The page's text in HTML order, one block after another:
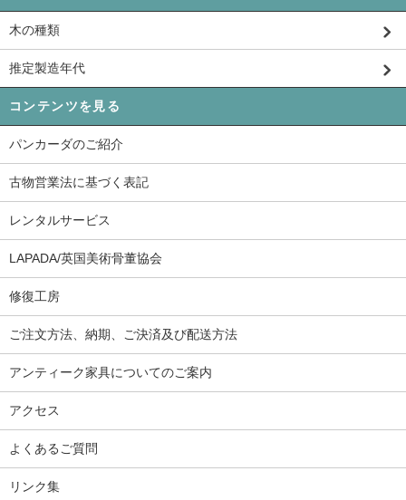
木の種類
推定製造年代
コンテンツを見る
パンカーダのご紹介
古物営業法に基づく表記
レンタルサービス
LAPADA/英国美術骨董協会
修復工房
ご注文方法、納期、ご決済及び配送方法
アンティーク家具についてのご案内
アクセス
よくあるご質問
リンク集